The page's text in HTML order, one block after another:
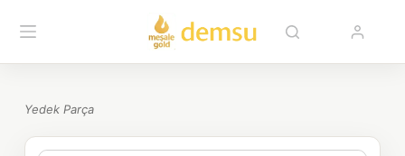
Yedek Parça